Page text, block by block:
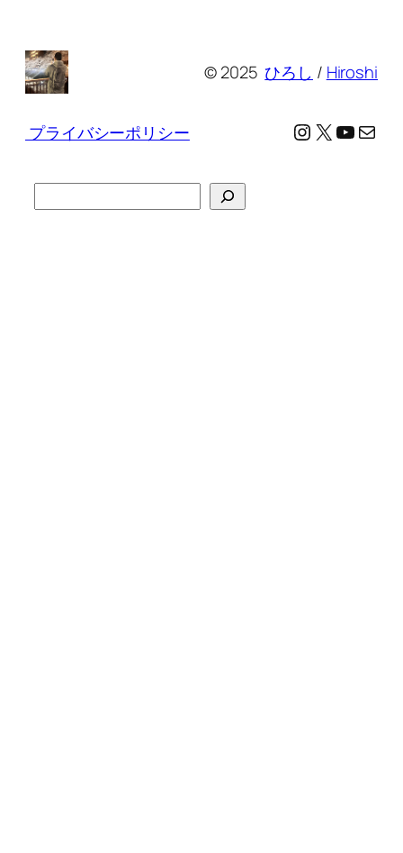
© 2025ひろし / Hiroshi
プライバシーポリシー Instagram
X メール
索